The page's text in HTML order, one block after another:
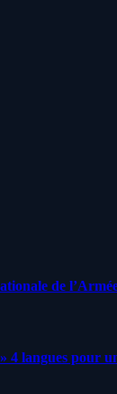
de
4 langues pour